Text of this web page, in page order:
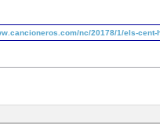
nc/20178/1/els-